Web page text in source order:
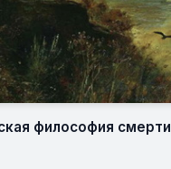
философия смерти